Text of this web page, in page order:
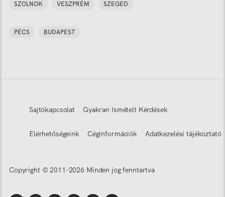
SZOLNOK VESZPRÉM SZEGED
PÉCS BUDAPEST
Sajtókapcsolat Gyakran Ismételt Kérdések
Elérhetőségeink Céginformációk Adatkezelési tájékoztató
Copyright © 2011-2026 Minden jog fenntartva